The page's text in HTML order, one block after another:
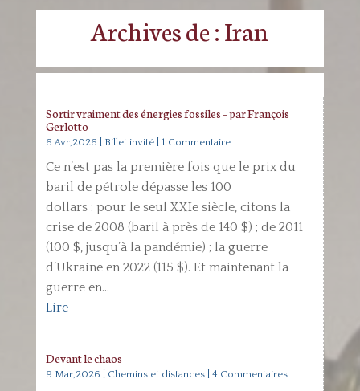
Archives de : Iran
Sortir vraiment des énergies fossiles – par François
Gerlotto
6 Avr,2026 Billet invité| 1 Commentaire
Ce n’est pas la première fois que le prix du
baril de pétrole dépasse les 100
dollars : pour le seul XXIe siècle, citons la
crise de 2008 (baril à près de 140 $) ; de 2011
(100 $, jusqu’à la pandémie) ; la guerre
d’Ukraine en 2022 (115 $). Et maintenant la
guerre en...
Lire
Devant le chaos
9 Mar,2026 Chemins et distances| 4 Commentaires